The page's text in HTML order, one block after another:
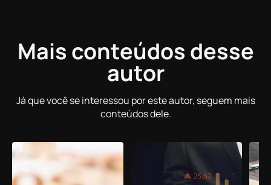
Mais conteúdos desse
autor
Já que você se interessou por este autor, seguem mais
conteúdos dele.